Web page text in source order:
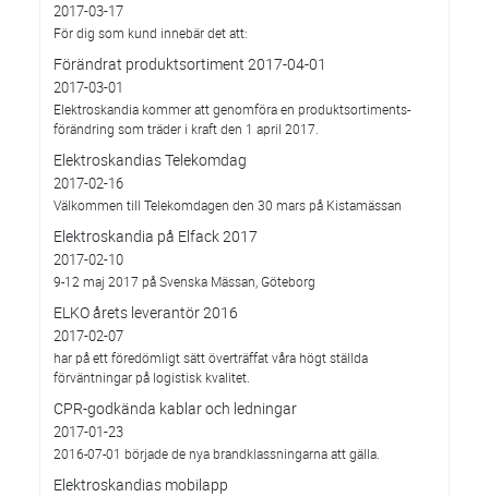
2017-03-17
För dig som kund innebär det att:
Förändrat produktsortiment 2017-04-01
2017-03-01
Elektroskandia kommer att genomföra en produktsortiments-
förändring som träder i kraft den 1 april 2017.
Elektroskandias Telekomdag
2017-02-16
Välkommen till Telekomdagen den 30 mars på Kistamässan
Elektroskandia på Elfack 2017
2017-02-10
9-12 maj 2017 på Svenska Mässan, Göteborg
ELKO årets leverantör 2016
2017-02-07
har på ett föredömligt sätt överträffat våra högt ställda
förväntningar på logistisk kvalitet.
CPR-godkända kablar och ledningar
2017-01-23
2016-07-01 började de nya brandklassningarna att gälla.
Elektroskandias mobilapp